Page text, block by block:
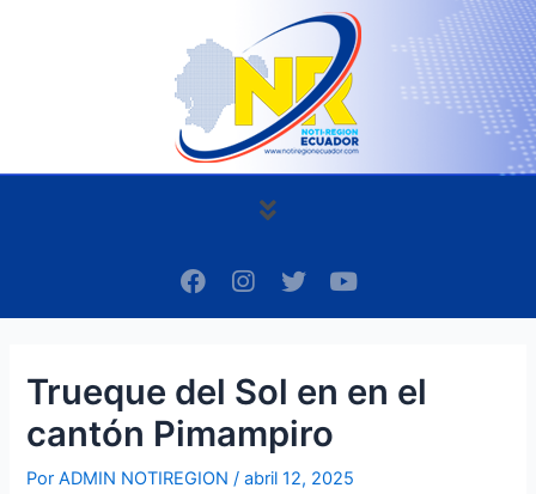
Menú
F
a
c
o
k
I
n
s
g
a
m
T
w
i
e
r
Y
o
u
b
Trueque del Sol en en el
cantón Pimampiro
PorADMIN NOTIREGION/abril 12, 2025